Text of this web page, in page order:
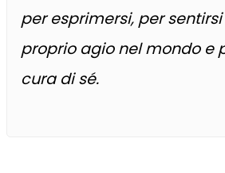
per esprimersi, per
proprio agio nel mondo e
cura di sé.